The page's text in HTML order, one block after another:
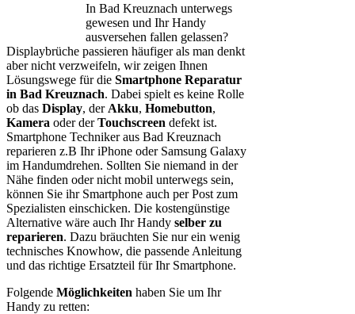
In Bad Kreuznach unterwegs
gewesen und Ihr Handy
ausversehen fallen gelassen?
Displaybrüche passieren häufiger als man denkt
aber nicht verzweifeln, wir zeigen Ihnen
Lösungswege für die Smartphone Reparatur
in Bad Kreuznach. Dabei spielt es keine Rolle
ob das Display, der Akku, Homebutton,
Kamera oder derTouchscreen defekt ist.
Smartphone Techniker aus Bad Kreuznach
reparieren z.B Ihr iPhone oder Samsung Galaxy
im Handumdrehen. Sollten Sie niemand in der
Nähe finden oder nicht mobil unterwegs sein,
können Sie ihr Smartphone auch per Post zum
Spezialisten einschicken. Die kostengünstige
Alternative wäre auch Ihr Handy selber zu
reparieren. Dazu bräuchten Sie nur ein wenig
technisches Knowhow, die passende Anleitung
und das richtige Ersatzteil für Ihr Smartphone.
Folgende Möglichkeiten haben Sie um Ihr
Handy zu retten: